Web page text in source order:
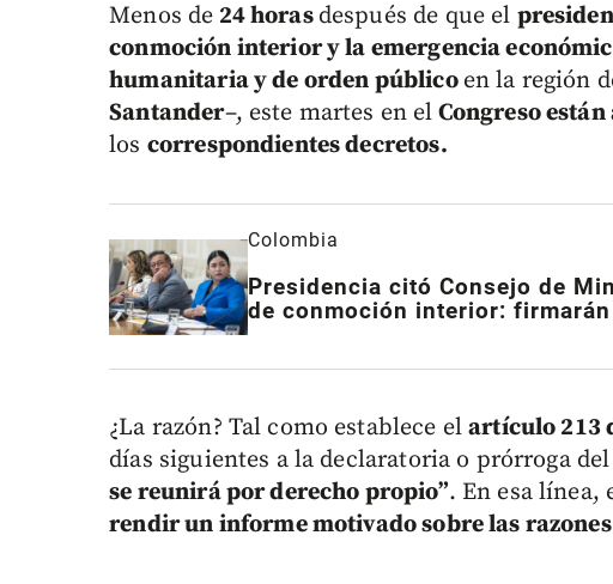
Menos de 24 horas después de que el
conmoción interior y la emergencia
humanitaria y de orden público en la región
Santander–, este martes en el Congreso están
los correspondientes decretos.
Colombia
Presidencia citó Consejo de
de conmoción interior:
¿La razón? Tal como establece elartículo 213
días siguientes a la declaratoria o prórroga
se reunirá por derecho propio”. En esa línea,
rendir un informe motivado sobre las